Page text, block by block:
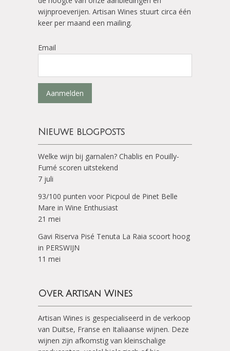
wijnproeverijen. Artisan Wines stuurt circa één
keer per maand een mailing.
Email
Aanmelden
Nieuwe blogposts
Welke wijn bij garnalen? Chablis en Pouilly-
Fumé scoren uitstekend
7 juli
93/100 punten voor Picpoul de Pinet Belle
Mare in Wine Enthusiast
21 mei
Gavi Riserva Pisé Tenuta La Raia scoort hoog
in PERSWIJN
11 mei
Over Artisan Wines
Artisan Wines is gespecialiseerd in de verkoop
van Duitse, Franse en Italiaanse wijnen. Deze
wijnen zijn afkomstig van kleinschalige